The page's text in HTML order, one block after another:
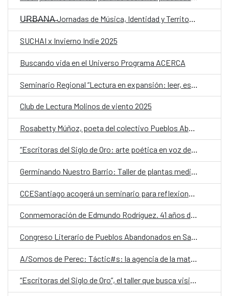
SUCHAI x Invierno Indie 2025
Buscando vida en el Universo Programa ACERCA
Club de Lectura Molinos de viento 2025
Rosabetty Múñoz, poeta del colectivo Pueblos Abandonados: “No queremos ir a Santiago a buscar reconocimiento”
“Escritoras del Siglo de Oro: arte poética en voz de mujer”, una clínica o taller de formación previo al IX Festival de Verso Clásico
Germinando Nuestro Barrio: Taller de plantas medicinales y ungüentos
Conmemoración de Edmundo Rodríguez. 41 años de VIH en Chile
Congreso Literario de Pueblos Abandonados en Santiago: “Lo que juramos no hacer”
“Escritoras del Siglo de Oro”, el taller que busca visibilizar el trabajo literario de las mujeres en los siglos XVI y XVII